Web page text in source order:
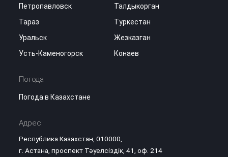
Петропавловск
Талдыкорган
Тараз
Туркестан
Уральск
Жезказган
Усть-Каменогорск
Конаев
Погода
Погода в Казахстане
Адрес:
Республика Казахстан, 010000,
г. Астана, проспект Тәуелсіздік, 41, оф. 214